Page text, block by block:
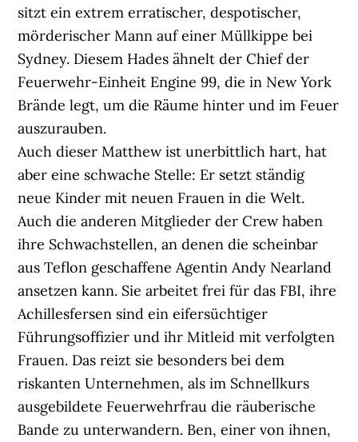
sitzt ein extrem erratischer, despotischer,
mörderischer Mann auf einer Müllkippe bei
Sydney. Diesem Hades ähnelt der Chief der
Feuerwehr-Einheit Engine 99, die in New York
Brände legt, um die Räume hinter und im Feuer
auszurauben.
Auch dieser Matthew ist unerbittlich hart, hat
aber eine schwache Stelle: Er setzt ständig
neue Kinder mit neuen Frauen in die Welt.
Auch die anderen Mitglieder der Crew haben
ihre Schwachstellen, an denen die scheinbar
aus Teflon geschaffene Agentin Andy Nearland
ansetzen kann. Sie arbeitet frei für das FBI, ihre
Achillesfersen sind ein eifersüchtiger
Führungsoffizier und ihr Mitleid mit verfolgten
Frauen. Das reizt sie besonders bei dem
riskanten Unternehmen, als im Schnellkurs
ausgebildete Feuerwehrfrau die räuberische
Bande zu unterwandern. Ben, einer von ihnen,